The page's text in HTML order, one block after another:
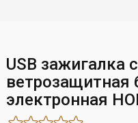
USB зажигалка
ветрозащитная
электронная